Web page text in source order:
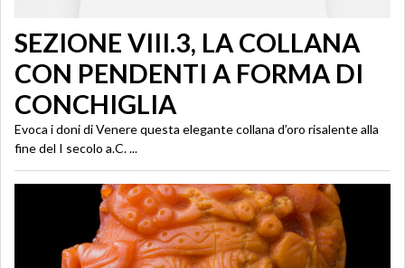
SEZIONE VIII.3, LA COLLANA
CON PENDENTI A FORMA DI
CONCHIGLIA
Evoca i doni di Venere questa elegante collana d’oro risalente alla
fine del I secolo a.C. ...